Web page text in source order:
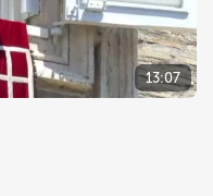
13:07